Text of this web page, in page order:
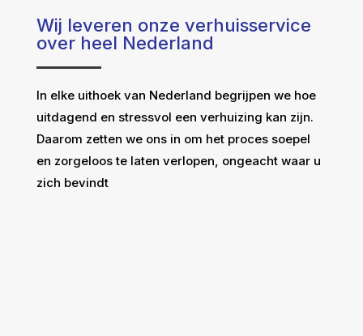
Wij leveren onze verhuisservice
over heel Nederland
In elke uithoek van Nederland begrijpen we hoe
uitdagend en stressvol een verhuizing kan zijn.
Daarom zetten we ons in om het proces soepel
en zorgeloos te laten verlopen, ongeacht waar u
zich bevindt